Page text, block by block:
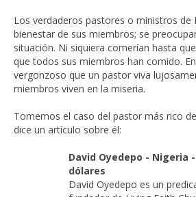
Los verdaderos pastores o ministros de
bienestar de sus miembros; se
situación. Ni siquiera comerían hasta
que todos sus miembros han comido.
vergonzoso que un pastor viva
miembros viven en la miseria.
Tomemos el caso del pastor más rico
dice un artículo sobre él:
David Oyedepo - Nigeria
dólares
David Oyedepo es un